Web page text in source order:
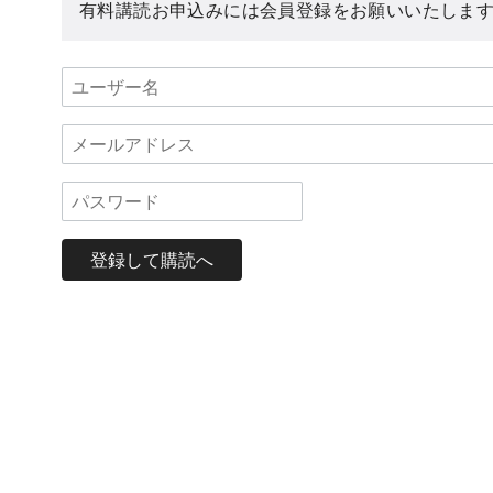
有料講読お申込みには会員登録をお願いいたしま
登録して購読へ